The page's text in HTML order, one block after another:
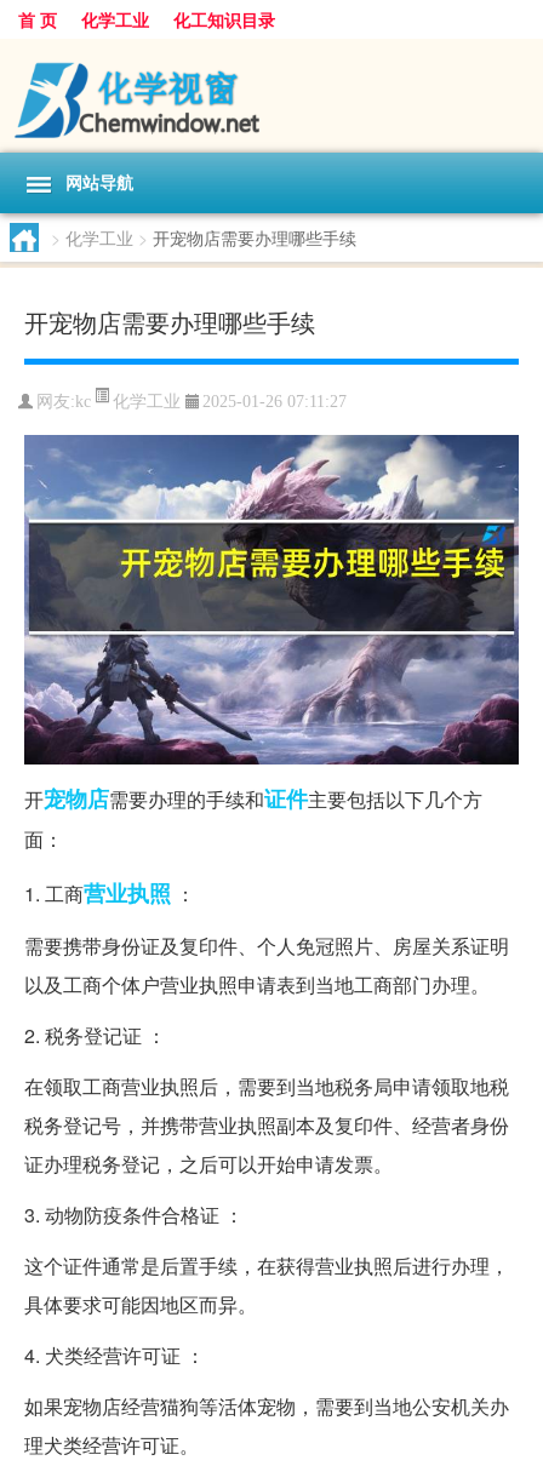
首 页 化学工业 化工知识目录
网站导航
> 化学工业 > 开宠物店需要办理哪些手续
开宠物店需要办理哪些手续
网友: kc 化学工业 2025-01-26 07:11:27
开宠物店需要办理的手续和证件主要包括以下几个方
面：
1. 工商营业执照 ：
需要携带身份证及复印件、个人免冠照片、房屋关系证明
以及工商个体户营业执照申请表到当地工商部门办理。
2. 税务登记证 ：
在领取工商营业执照后，需要到当地税务局申请领取地税
税务登记号，并携带营业执照副本及复印件、经营者身份
证办理税务登记，之后可以开始申请发票。
3. 动物防疫条件合格证 ：
这个证件通常是后置手续，在获得营业执照后进行办理，
具体要求可能因地区而异。
4. 犬类经营许可证 ：
如果宠物店经营猫狗等活体宠物，需要到当地公安机关办
理犬类经营许可证。